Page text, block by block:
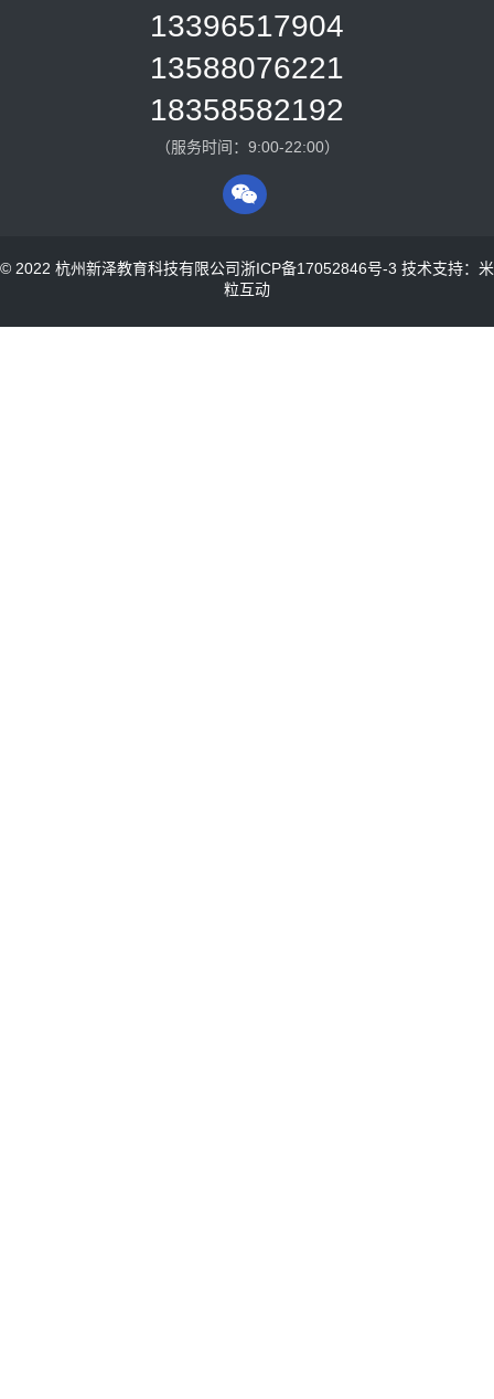
13396517904
13588076221
18358582192
（服务时间：9:00-22:00）
© 2022 杭州新泽教育科技有限公司浙ICP备17052846号-3 技术支持：米
粒互动